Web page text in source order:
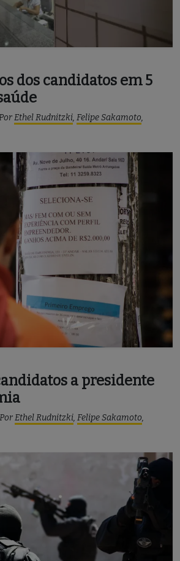
dos candidatos em 5
Ethel Rudnitzki, Felipe Sakamoto,
a presidente
PorEthel Rudnitzki, Felipe Sakamoto,